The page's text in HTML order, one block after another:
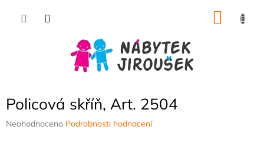
Policová skříň, Art. 2504
Průměrné
Neohodnoceno Podrobnosti hodnocení